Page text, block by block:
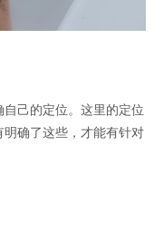
己的定位。这里的定位
确了这些，才能有针对